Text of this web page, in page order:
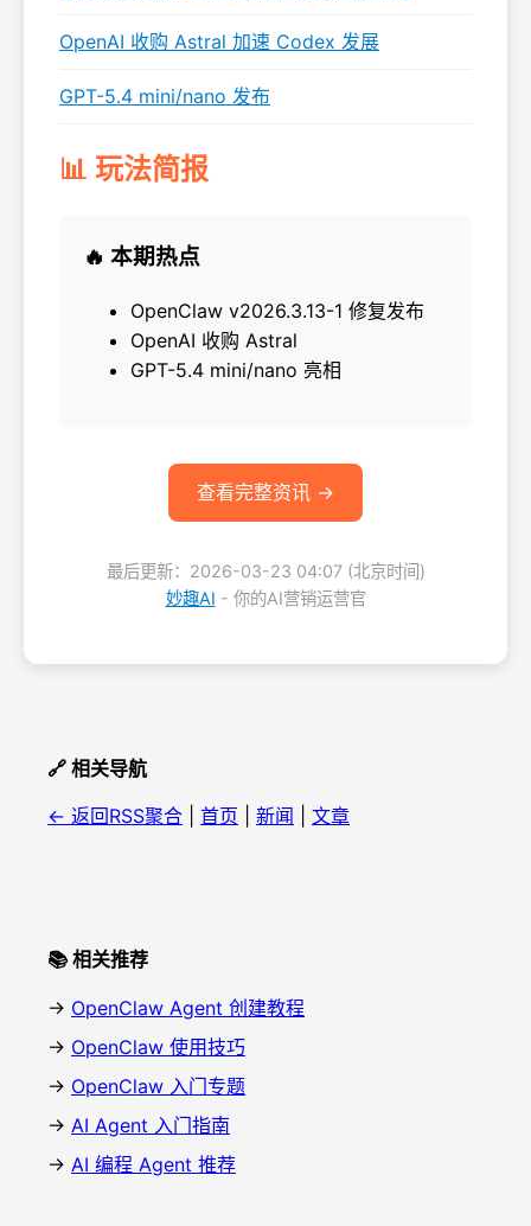
OpenAI 收购 Astral 加速 Codex 发展
GPT-5.4 mini/nano 发布
📊 玩法简报
🔥 本期热点
OpenClaw v2026.3.13-1 修复发布
OpenAI 收购 Astral
GPT-5.4 mini/nano 亮相
查看完整资讯 →
最后更新：2026-03-23 04:07 (北京时间)
妙趣AI - 你的AI营销运营官
🔗 相关导航
← 返回RSS聚合
首页 新闻 文章
📚 相关推荐
→ OpenClaw Agent 创建教程
→ OpenClaw 使用技巧
→ OpenClaw 入门专题
→ AI Agent 入门指南
→ AI 编程 Agent 推荐